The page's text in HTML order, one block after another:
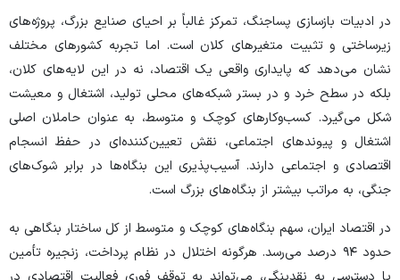
در ادبیات بازسازی پساجنگ، تمرکز غالباً بر احیای صنایع بزرگ، پروژه‌های
زیرساختی و تثبیت متغیر‌های کلان است. اما تجربه کشور‌های مختلف
نشان می‌دهد که پایداری واقعی یک اقتصاد، نه در این لایه‌های کلان،
بلکه در سطح خرد و در بستر شبکه‌های محلی تولید، اشتغال و معیشت
شکل می‌گیرد. کسب‌وکار‌های کوچک و متوسط، به عنوان حاملان اصلی
اشتغال و پیوند‌های اجتماعی، نقش تعیین‌کننده‌ای در حفظ انسجام
اقتصادی و اجتماعی دارند. آسیب‌پذیری این بنگاه‌ها در برابر شوک‌های
جنگی، به مراتب بیشتر از بنگاه‌های بزرگ است.
در اقتصاد ایران، سهم بنگاه‌های کوچک و متوسط از کل ساختار بنگاهی به
حدود ۹۴ درصد می‌رسد. هرگونه اختلال در نظام پرداخت، زنجیره تأمین